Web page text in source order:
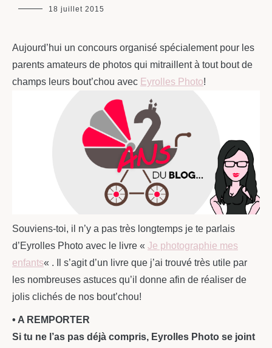
maman
18 juillet 2015
Aujourd’hui un concours organisé spécialement pour les
parents amateurs de photos qui mitraillent à tout bout de
champs leurs bout’chou avec Eyrolles Photo!
Souviens-toi, il n’y a pas très longtemps je te parlais
d’Eyrolles Photo avec le livre « Je photographie mes
enfants« . Il s’agit d’un livre que j’ai trouvé très utile par
les nombreuses astuces qu’il donne afin de réaliser de
jolis clichés de nos bout’chou!
• A REMPORTER
Si tu ne l’as pas déjà compris, Eyrolles Photo se joint